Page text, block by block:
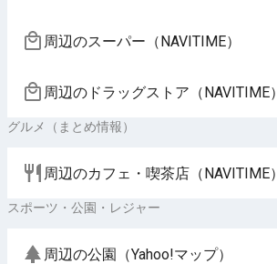
周辺のスーパー（NAVITIME）
周辺のドラッグストア（NAVITIME）
グルメ（まとめ情報）
周辺のカフェ・喫茶店（NAVITIME）
スポーツ・公園・レジャー
周辺の公園（Yahoo!マップ）